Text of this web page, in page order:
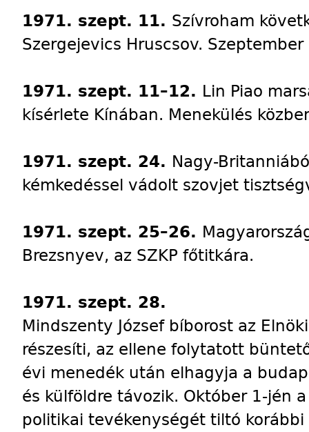
1971. szept. 11. Szívroham
Szergejevics Hruscsov.
1971. szept. 11–12. Lin Piao
kísérlete Kínában. Menekülés
1971. szept. 24. Nagy-
kémkedéssel vádolt szovjet
1971. szept. 25–26.
Brezsnyev, az SZKP főtitkára.
1971. szept. 28.
Mindszenty József bíborost az
részesíti, az ellene folytatott
évi menedék után elhagyja a
és külföldre távozik. Október 1-jén
politikai tevékenységét tiltó